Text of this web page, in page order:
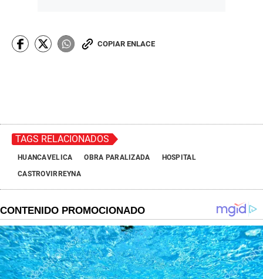
COPIAR ENLACE
TAGS RELACIONADOS
HUANCAVELICA OBRA PARALIZADA
HOSPITAL
CASTROVIRREYNA